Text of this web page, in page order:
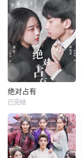
绝对占有
已完结